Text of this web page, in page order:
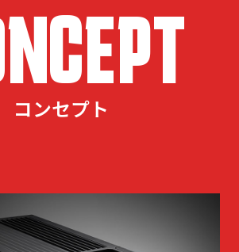
コンセプト